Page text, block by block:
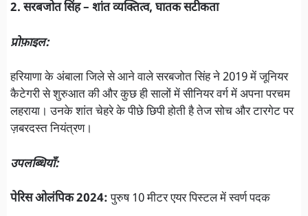
2. सरबजोत सिंह – शांत व्यक्तित्व, घातक सटीकता
प्रोफ़ाइल:
हरियाणा के अंबाला जिले से आने वाले सरबजोत सिंह ने 2019 में जूनियर
कैटेगरी से शुरुआत की और कुछ ही सालों में सीनियर वर्ग में अपना परचम
लहराया। उनके शांत चेहरे के पीछे छिपी होती है तेज सोच और टारगेट पर
ज़बरदस्त नियंत्रण।
उपलब्धियाँ:
पेरिस ओलंपिक 2024:पुरुष 10 मीटर एयर पिस्टल में स्वर्ण पदक